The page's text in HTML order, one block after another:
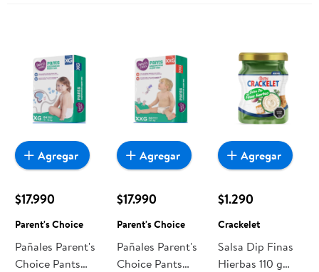
$17.990
Parent's Choice
Pañales Parent's
Choice Pants
Agregar
$17.990
Parent's Choice
Pañales Parent's
Choice Pants
Agregar
$1.290
Crackelet
Salsa Dip Finas
Hierbas 110 g
Agregar